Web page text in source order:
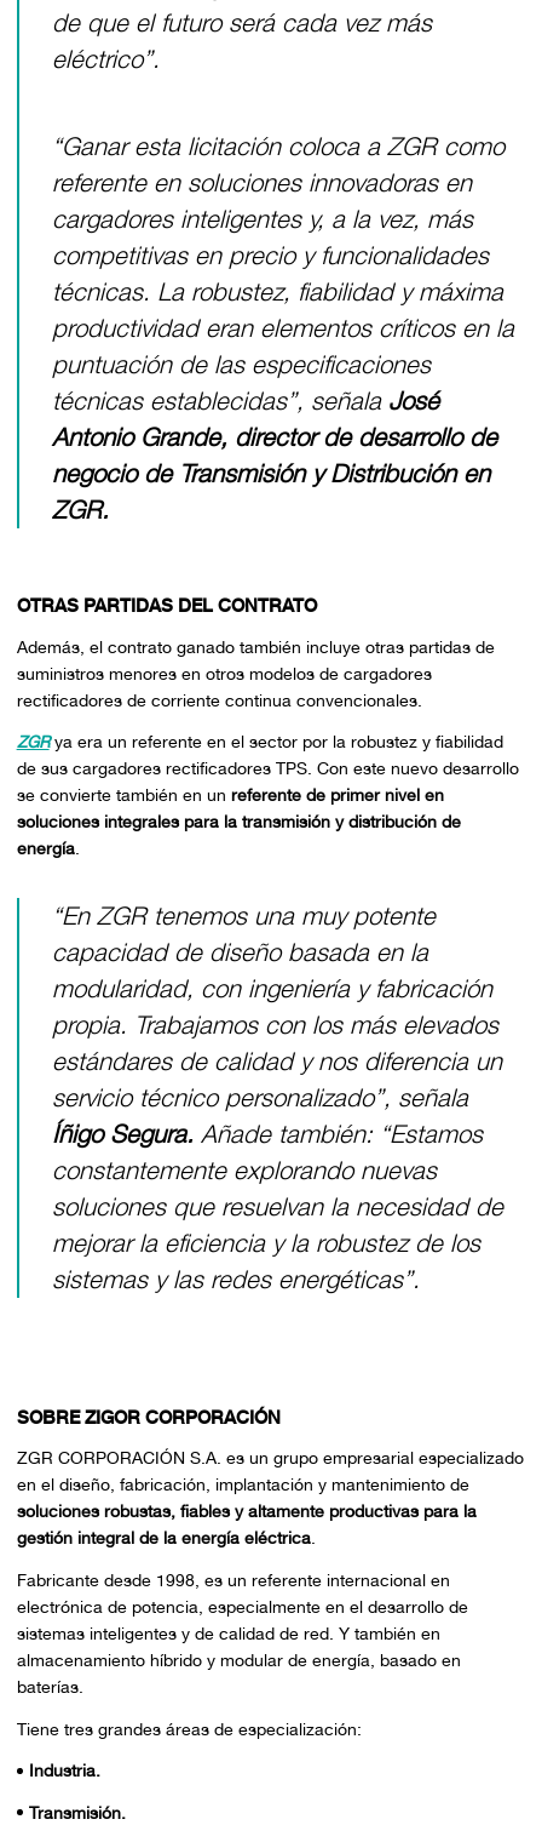
de que el futuro será cada vez más
eléctrico”.
“Ganar esta licitación coloca a ZGR como
referente en soluciones innovadoras en
cargadores inteligentes y, a la vez, más
competitivas en precio y funcionalidades
técnicas. La robustez, fiabilidad y máxima
productividad eran elementos críticos en la
puntuación de las especificaciones
técnicas establecidas”, señalaJosé
Antonio Grande, director de desarrollo de
negocio de Transmisión y Distribución en
ZGR.
OTRAS PARTIDAS DEL CONTRATO
Además, el contrato ganado también incluye otras partidas de
suministros menores en otros modelos de cargadores
rectificadores de corriente continua convencionales.
ZGRya era un referente en el sector por la robustez y fiabilidad
de sus cargadores rectificadores TPS. Con este nuevo desarrollo
se convierte también en un referente de primer nivel en
soluciones integrales para la transmisión y distribución de
energía.
“En ZGR tenemos una muy potente
capacidad de diseño basada en la
modularidad, con ingeniería y fabricación
propia. Trabajamos con los más elevados
estándares de calidad y nos diferencia un
servicio técnico personalizado”, señala
Íñigo Segura. Añade también: “Estamos
constantemente explorando nuevas
soluciones que resuelvan la necesidad de
mejorar la eficiencia y la robustez de los
sistemas y las redes energéticas”.
SOBRE ZIGOR CORPORACIÓN
ZGR CORPORACIÓN S.A. es un grupo empresarial especializado
en el diseño, fabricación, implantación y mantenimiento de
soluciones robustas, fiables y altamente productivas para la
gestión integral de la energía eléctrica.
Fabricante desde 1998, es un referente internacional en
electrónica de potencia, especialmente en el desarrollo de
sistemas inteligentes y de calidad de red. Y también en
almacenamiento híbrido y modular de energía, basado en
baterías.
Tiene tres grandes áreas de especialización:
Industria.
Transmisión.